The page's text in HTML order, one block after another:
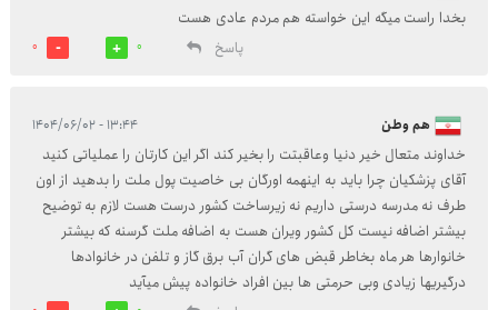
بخدا راست میگه این خواسته هم مردم عادی هست
پاسخ
0
0
هم وطن ۱۳:۴۴ - ۱۴۰۴/۰۶/۰۲
خداوند متعال خیر دنیا وعاقبتت را بخیر کند اگر این کارتان را عملیاتی کنید
آقای پزشکیان چرا باید به اینهمه اورگان بی خاصیت پول ملت را بدهید از اون
طرف نه مدرسه درستی داریم نه زیرساخت کشور درست هست لازم به توضیح
بیشتر اضافه نیست کل کشور ویران هست به اضافه ملت گرسنه که بیشتر
خانوارها هر ماه بخاطر قبض های گران آب برق گاز و تلفن در خانوادها
درگیریها زیادی وبی حرمتی ها بین افراد خانواده پیش میآید